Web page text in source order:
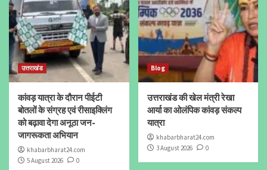
उत्तराखंड
कांवड़ यात्रा के दौरान पीईटी
बोतलों के संग्रह एवं रीसाइक्लिंग
को बढ़ावा देगा अनूठा जन-
जागरूकता अभियान
khabarbharat24.com
5 August 2026
0
Blog
उत्तराखंड की खेल मंत्री रेखा
आर्या का ओलंपिक कांवड़ संकल्प
यात्रा
khabarbharat24.com
3 August 2026
0